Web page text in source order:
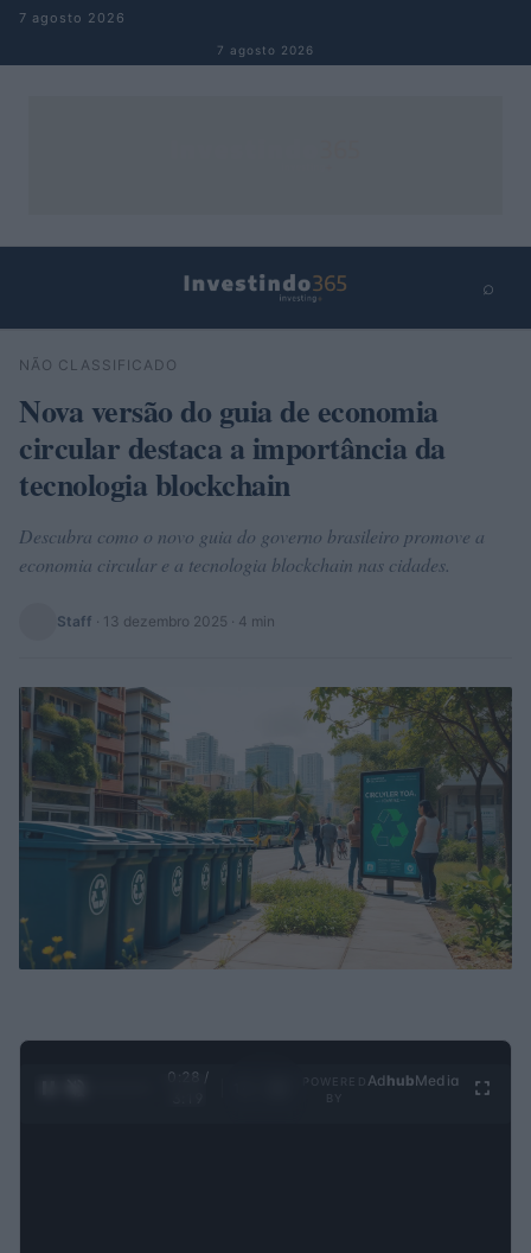
Pular para o conteúdo
7 agosto 2026
7 agosto 2026
⌕
Buscar
NÃO CLASSIFICADO
Nova versão do guia de economia
circular destaca a importância da
tecnologia blockchain
Descubra como o novo guia do governo brasileiro promove a
economia circular e a tecnologia blockchain nas cidades.
Staff · 13 dezembro 2025 · 4 min
0:29 /
Ad hubMedia